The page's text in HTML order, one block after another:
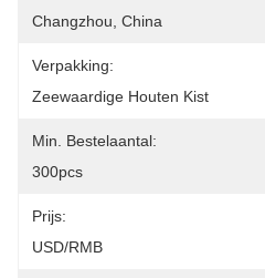
Changzhou, China
Verpakking:
Zeewaardige Houten Kist
Min. Bestelaantal:
300pcs
Prijs:
USD/RMB